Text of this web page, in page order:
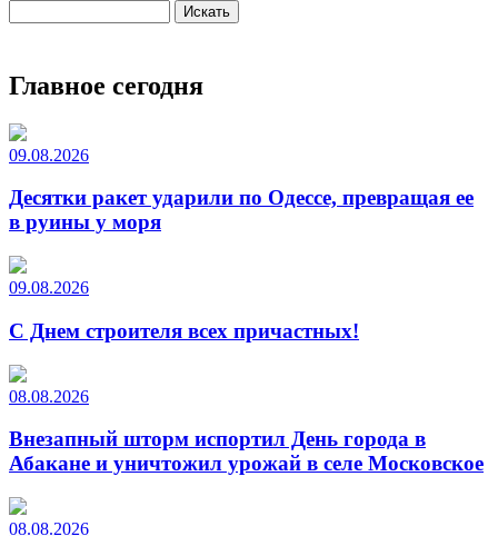
Главное сегодня
09.08.2026
Десятки ракет ударили по Одессе, превращая ее
в руины у моря
09.08.2026
С Днем строителя всех причастных!
08.08.2026
Внезапный шторм испортил День города в
Абакане и уничтожил урожай в селе Московское
08.08.2026